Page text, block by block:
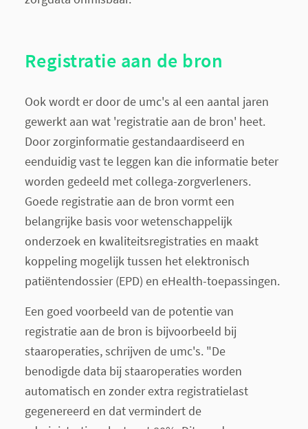
Registratie aan de bron
Ook wordt er door de umc's al een aantal jaren
gewerkt aan wat 'registratie aan de bron' heet.
Door zorginformatie gestandaardiseerd en
eenduidig vast te leggen kan die informatie beter
worden gedeeld met collega-zorgverleners.
Goede registratie aan de bron vormt een
belangrijke basis voor wetenschappelijk
onderzoek en kwaliteitsregistraties en maakt
koppeling mogelijk tussen het elektronisch
patiëntendossier (EPD) en eHealth-toepassingen.
Een goed voorbeeld van de potentie van
registratie aan de bron is bijvoorbeeld bij
staaroperaties, schrijven de umc's. "De
benodigde data bij staaroperaties worden
automatisch en zonder extra registratielast
gegenereerd en dat vermindert de